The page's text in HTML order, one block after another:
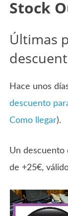
Stock
Últimas
Hace unos
descuento
Como llegar).
Un descuento
de +25€,